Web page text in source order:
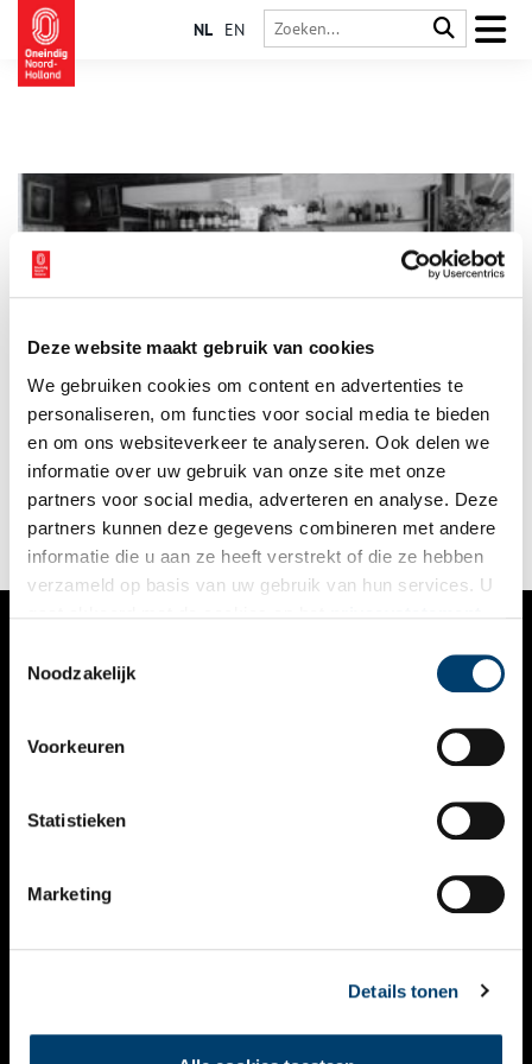
Deze website maakt gebruik van cookies
We gebruiken cookies om content en advertenties te
personaliseren, om functies voor social media te bieden
en om ons websiteverkeer te analyseren. Ook delen we
informatie over uw gebruik van onze site met onze
partners voor social media, adverteren en analyse. Deze
partners kunnen deze gegevens combineren met andere
informatie die u aan ze heeft verstrekt of die ze hebben
verzameld op basis van uw gebruik van hun services. U
Noodzakelijk
Voorkeuren
Statistieken
Marketing
Details tonen
NL EN
Indisch’
Amsterdam telt méér dan honderd toko’s. Veel toko’s verkopen
Surinaams of Chinees eten, maar er zijn er ook met Indische en
Indonesische gerechten, en die dreigen uit het Amsterdamse
straatbeeld te verdwijnen. Dat blijkt uit een kleine, maar
interessante tentoonstelling van het Amsterdam Museum,‘Toko
Mokum’.
VERHALEN
KALENDER
THEMA’S
VIDEO’S
CONTACT